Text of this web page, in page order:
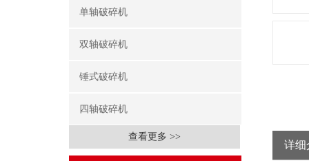
单轴破碎机
双轴破碎机
锤式破碎机
四轴破碎机
查看更多 >>
详细